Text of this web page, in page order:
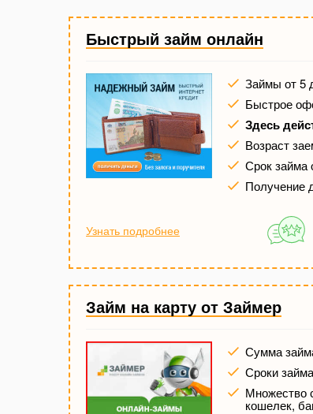
Быстрый займ онлайн
Займы от 5
Быстрое
Здесь
Возраст
Срок займа
Получение
Узнать подробнее
Займ на карту от Займер
Сумма
Сроки
Множество
кошелек,